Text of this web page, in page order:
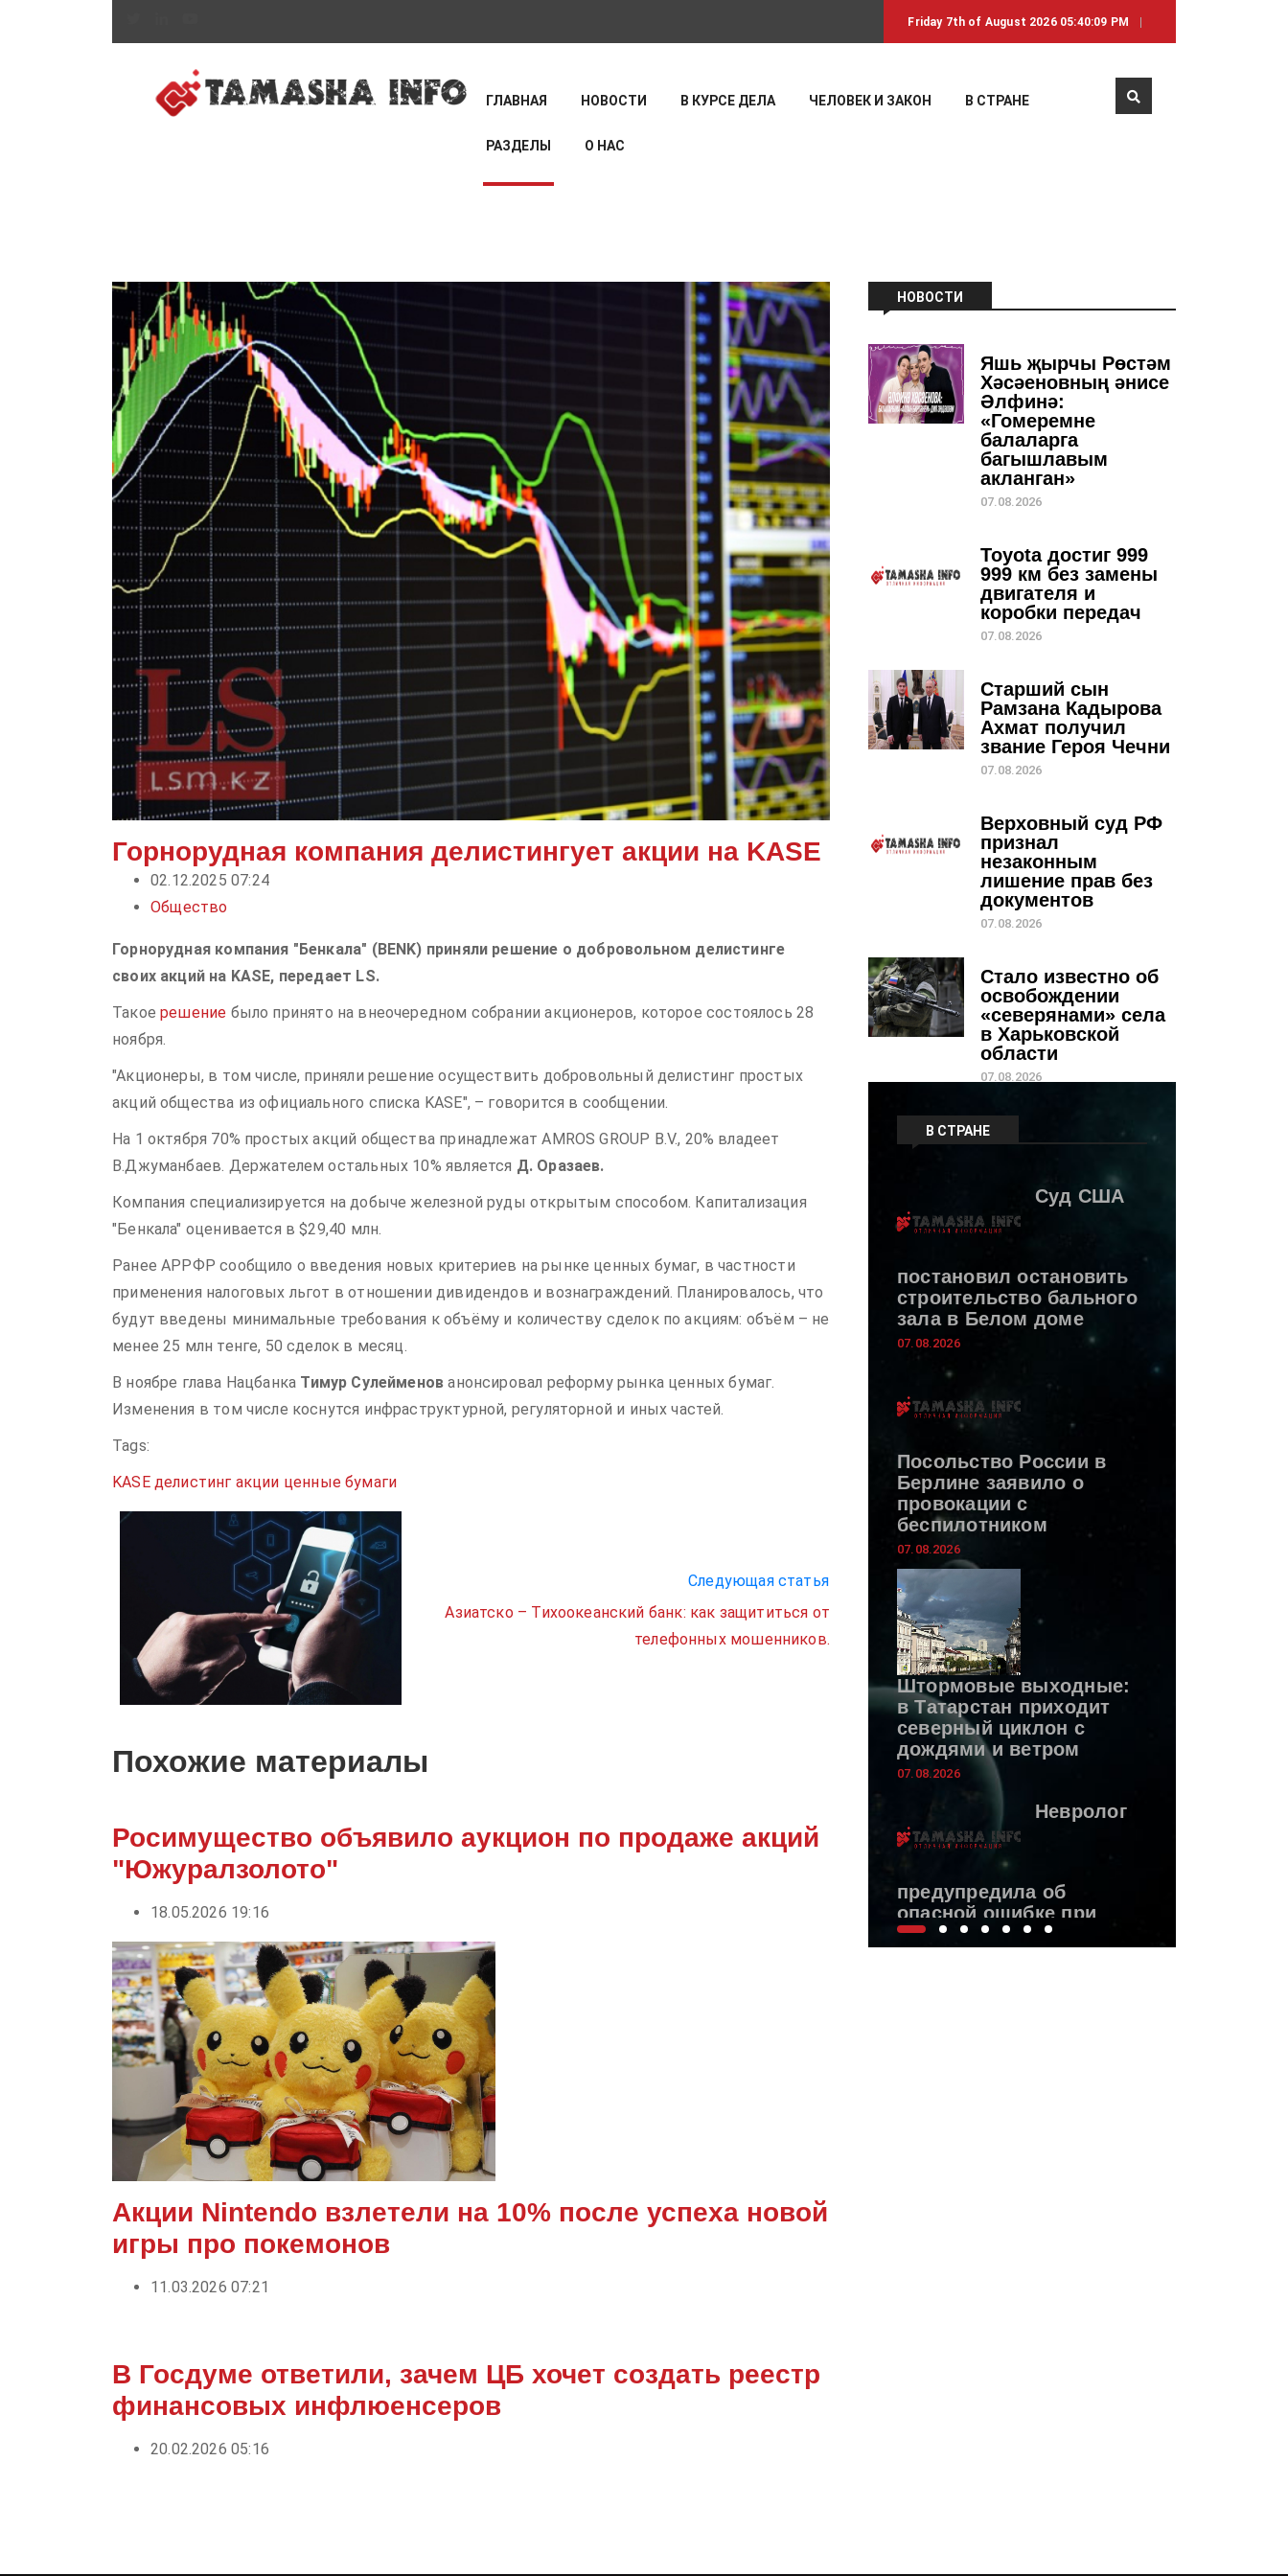
Friday 7th of August 2026 05:40:09 PM
ГЛАВНАЯ НОВОСТИ В КУРСЕ ДЕЛА ЧЕЛОВЕК И ЗАКОН В СТРАНЕ
РАЗДЕЛЫ О НАС
Горнорудная компания делистингует акции на KASE
02.12.2025 07:24
Общество
Горнорудная компания "Бенкала" (BENK) приняли решение о добровольном делистинге
своих акций на KASE, передает LS.
Такоерешение было принято на внеочередном собрании акционеров, которое состоялось 28
ноября.
"Акционеры, в том числе, приняли решение осуществить добровольный делистинг простых
акций общества из официального списка KASE", – говорится в сообщении.
На 1 октября 70% простых акций общества принадлежат AMROS GROUP B.V., 20% владеет
В.Джуманбаев. Держателем остальных 10% является Д. Оразаев.
Компания специализируется на добыче железной руды открытым способом. Капитализация
"Бенкала" оценивается в $29,40 млн.
Ранее АРРФР сообщило о введения новых критериев на рынке ценных бумаг, в частности
применения налоговых льгот в отношении дивидендов и вознаграждений. Планировалось, что
будут введены минимальные требования к объёму и количеству сделок по акциям: объём – не
менее 25 млн тенге, 50 сделок в месяц.
В ноябре глава Нацбанка Тимур Сулейменов анонсировал реформу рынка ценных бумаг.
Изменения в том числе коснутся инфраструктурной, регуляторной и иных частей.
Tags:
KASE делистинг акции ценные бумаги
Следующая статья
Азиатско – Тихоокеанский банк: как защититься от
телефонных мошенников.
Похожие материалы
Росимущество объявило аукцион по продаже акций
"Южуралзолото"
18.05.2026 19:16
Акции Nintendo взлетели на 10% после успеха новой
игры про покемонов
11.03.2026 07:21
В Госдуме ответили, зачем ЦБ хочет создать реестр
финансовых инфлюенсеров
20.02.2026 05:16
НОВОСТИ
Яшь җырчы Рөстәм
Хәсәеновның әнисе
Әлфинә:
«Гомеремне
балаларга
багышлавым
акланган»
07.08.2026
Toyota достиг 999
999 км без замены
двигателя и
коробки передач
07.08.2026
Старший сын
Рамзана Кадырова
Ахмат получил
звание Героя Чечни
07.08.2026
Верховный суд РФ
признал
незаконным
лишение прав без
документов
07.08.2026
Стало известно об
освобождении
«северянами» села
в Харьковской
области
07.08.2026
В СТРАНЕ
Суд США
постановил остановить
строительство бального
зала в Белом доме
07.08.2026
Посольство России в
Берлине заявило о
провокации с
беспилотником
07.08.2026
Штормовые выходные:
в Татарстан приходит
северный циклон с
дождями и ветром
07.08.2026
Невролог
предупредила об
опасной ошибке при
инсульте